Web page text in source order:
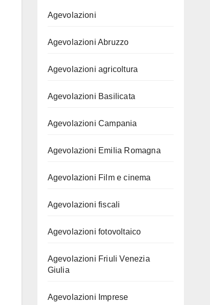
Agevolazioni
Agevolazioni Abruzzo
Agevolazioni agricoltura
Agevolazioni Basilicata
Agevolazioni Campania
Agevolazioni Emilia Romagna
Agevolazioni Film e cinema
Agevolazioni fiscali
Agevolazioni fotovoltaico
Agevolazioni Friuli Venezia
Giulia
Agevolazioni Imprese